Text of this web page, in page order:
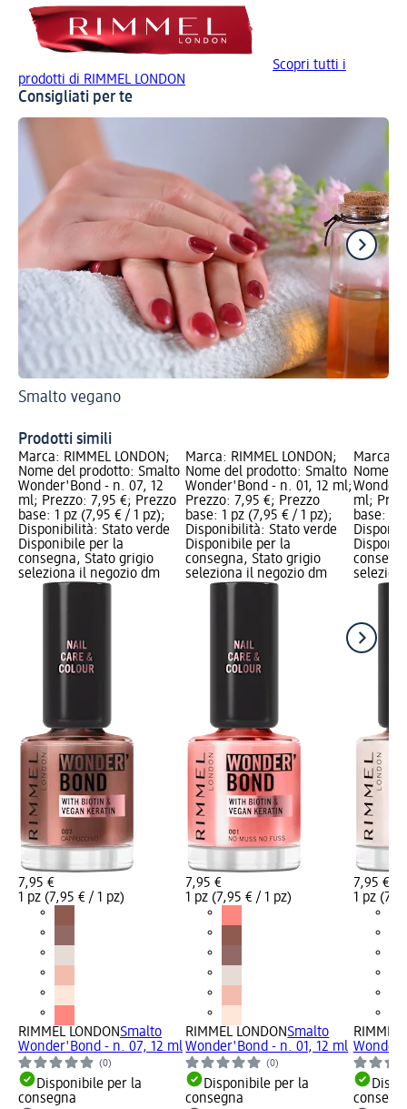
Scopri tutti i
prodotti di RIMMEL LONDON
Consigliati per te
Smalto vegano
Prodotti simili
Marca: RIMMEL LONDON;
Nome del prodotto: Smalto
Wonder'Bond - n. 07, 12
ml; Prezzo: 7,95 €; Prezzo
base: 1 pz (7,95 € / 1 pz);
Disponibilità: Stato verde
Disponibile per la
consegna, Stato grigio
seleziona il negozio dm
7,95 €
1 pz (7,95 € / 1 pz)
RIMMEL LONDONSmalto
Wonder'Bond - n. 07, 12 ml
(0)
Disponibile per la
consegna
Marca: RIMMEL LONDON;
Nome del prodotto: Smalto
Wonder'Bond - n. 01, 12 ml;
Prezzo: 7,95 €; Prezzo
base: 1 pz (7,95 € / 1 pz);
Disponibilità: Stato verde
Disponibile per la
consegna, Stato grigio
seleziona il negozio dm
7,95 €
1 pz (7,95 € / 1 pz)
RIMMEL LONDONSmalto
Wonder'Bond - n. 01, 12 ml
(0)
Disponibile per la
consegna
Marca:
Nome
ml;
base: 1
7,95 €
1 pz
RIMMEL